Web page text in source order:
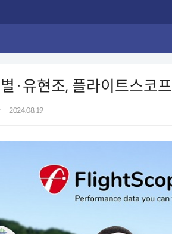
·유현조, 플라이트스코
2024.08.19